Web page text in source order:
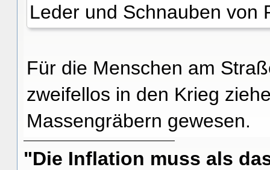
Leder und Schnauben von
Für die Menschen am
zweifellos in den Krieg
Massengräbern gewesen.
"Die Inflation muss als